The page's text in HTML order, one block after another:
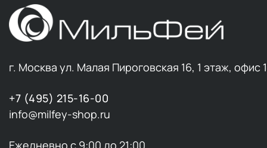
Выбор
,
Для
Качество
г. Москва ул. Малая Пироговская 16, 1 этаж, офис
+7 (495) 215-16-00
info@milfey-shop.ru